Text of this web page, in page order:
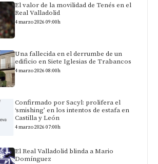
El valor de la movilidad de Tenés en el
Real Valladolid
4 marzo 2026 09:00h
Una fallecida en el derrumbe de un
edificio en Siete Iglesias de Trabancos
4 marzo 2026 08:00h
Confirmado por Sacyl: prolifera el
‘smishing’ en los intentos de estafa en
Castilla y León
4 marzo 2026 07:00h
El Real Valladolid blinda a Mario
Domínguez